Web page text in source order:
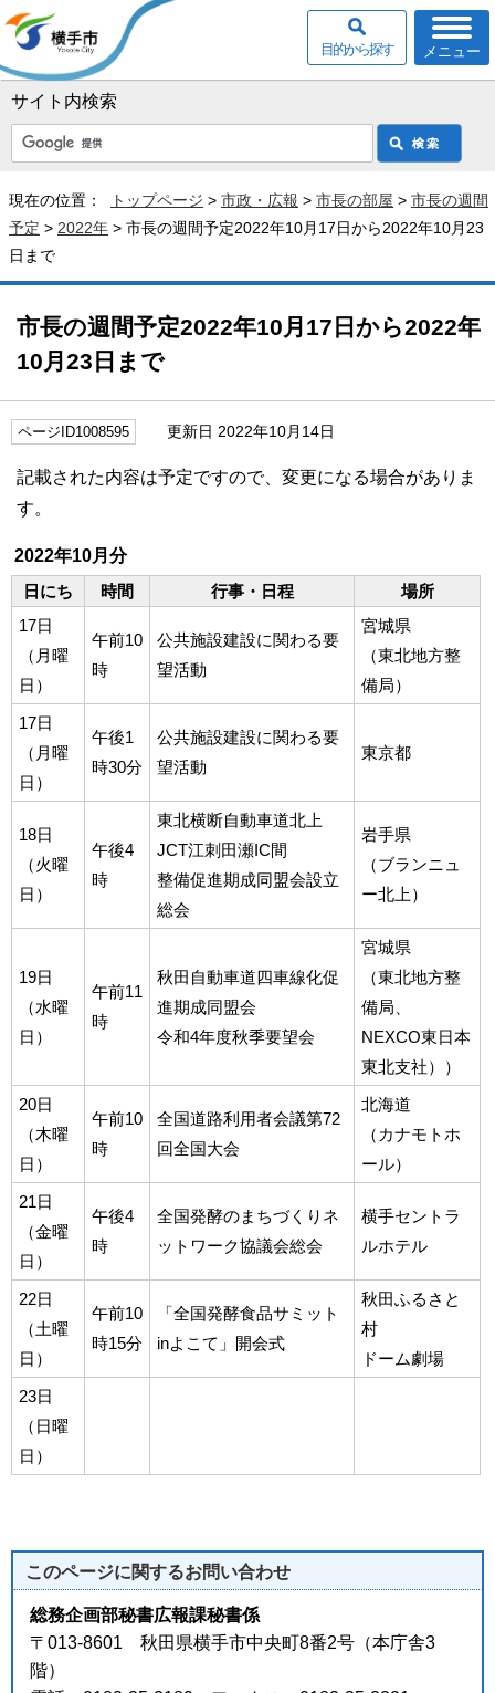
サイト内検索
メニュー
目的から探す
現在の位置： トップページ > 市政・広報 > 市長の部屋 > 市長の週間
予定 > 2022年 > 市長の週間予定2022年10月17日から2022年10月23
日まで
市長の週間予定2022年10月17日から2022年
10月23日まで
ページID1008595 更新日 2022年10月14日
記載された内容は予定ですので、変更になる場合がありま
す。
2022年10月分
日にち
時間 行事・日程
場所
17日
（月曜
日）
午前10
時
公共施設建設に関わる要
望活動
宮城県
（東北地方整
備局）
17日
（月曜
日）
午後1
時30分
公共施設建設に関わる要
望活動
東京都
18日
（火曜
日）
午後4
時
東北横断自動車道北上
JCT江刺田瀬IC間
整備促進期成同盟会設立
総会
岩手県
（ブランニュ
ー北上）
19日
（水曜
日）
午前11
時
秋田自動車道四車線化促
進期成同盟会
令和4年度秋季要望会
宮城県
（東北地方整
備局、
NEXCO東日本
東北支社））
20日
（木曜
日）
午前10
時
全国道路利用者会議第72
回全国大会
北海道
（カナモトホ
ール）
21日
（金曜
日）
午後4
時
全国発酵のまちづくりネ
ットワーク協議会総会
横手セントラ
ルホテル
22日
（土曜
日）
午前10
時15分
「全国発酵食品サミット
inよこて」開会式
秋田ふるさと
村
ドーム劇場
23日
（日曜
日）
このページに関するお問い合わせ
総務企画部秘書広報課秘書係
〒013-8601 秋田県横手市中央町8番2号（本庁舎3
階）